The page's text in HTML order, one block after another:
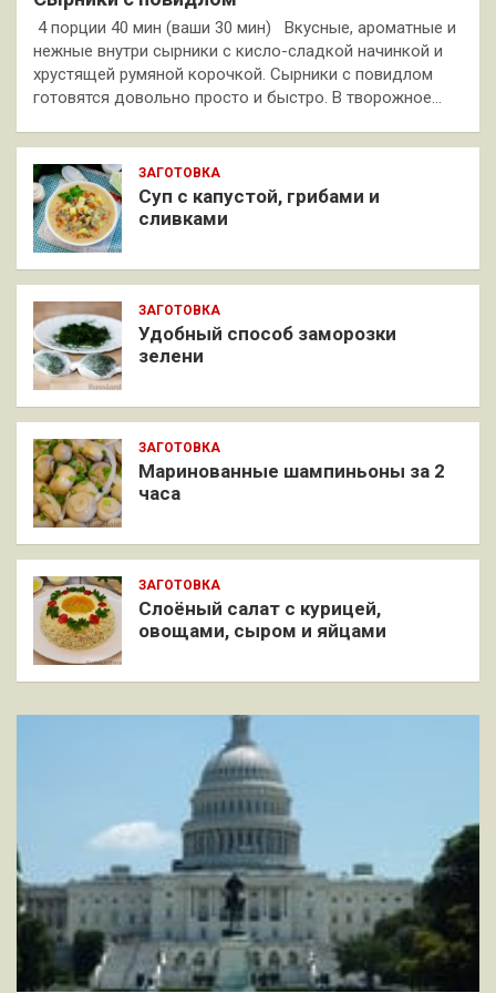
4 порции 40 мин (ваши 30 мин) Вкусные, ароматные и
нежные внутри сырники с кисло-сладкой начинкой и
хрустящей румяной корочкой. Сырники с повидлом
готовятся довольно просто и быстро. В творожное…
ЗАГОТОВКА
Суп с капустой, грибами и
сливками
ЗАГОТОВКА
Удобный способ заморозки
зелени
ЗАГОТОВКА
Маринованные шампиньоны за 2
часа
ЗАГОТОВКА
Слоёный салат с курицей,
овощами, сыром и яйцами